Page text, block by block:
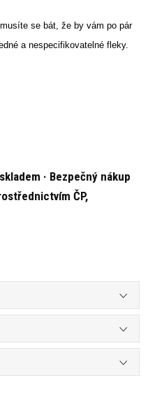
se bát, že by vám po pár
a nespecifikovatelné fleky.
· Bezpečný nákup
ČP,